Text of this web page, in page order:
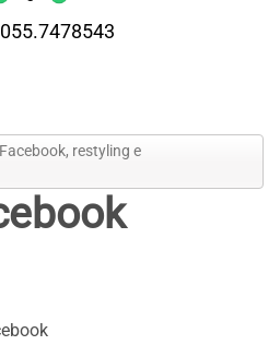
restyling e